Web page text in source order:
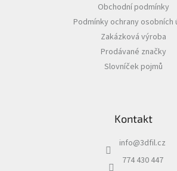
Obchodní podmínky
Podmínky ochrany osobních
Zakázková výroba
Prodávané značky
Slovníček pojmů
Kontakt
info@3dfil.cz
774 430 447